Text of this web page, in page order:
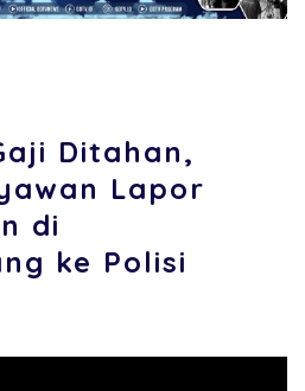
Ditahan,
Lapor
di
ke Polisi